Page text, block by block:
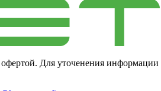
Для уточенения информации